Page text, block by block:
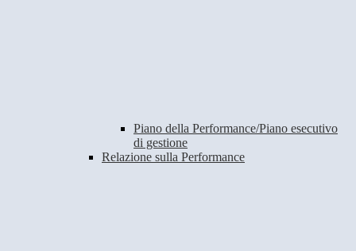
Piano della Performance/Piano esecutivo
di gestione
Relazione sulla Performance